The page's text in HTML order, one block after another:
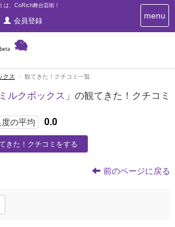
は、CoRich舞台芸術！
会員登録
T
o
a
i
menu
クス 観てきた！クチコミ一覧
ルクボックス 」の観てきた！クチコミ
の平均 0.0
きた！クチコミをする
前のページに戻る